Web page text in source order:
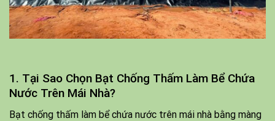
1. Tại Sao Chọn Bạt Chống Thấm Làm Bể Chứa
Nước Trên Mái Nhà?
Bạt chống thấm làm bể chứa nước trên mái nhà bằng màng